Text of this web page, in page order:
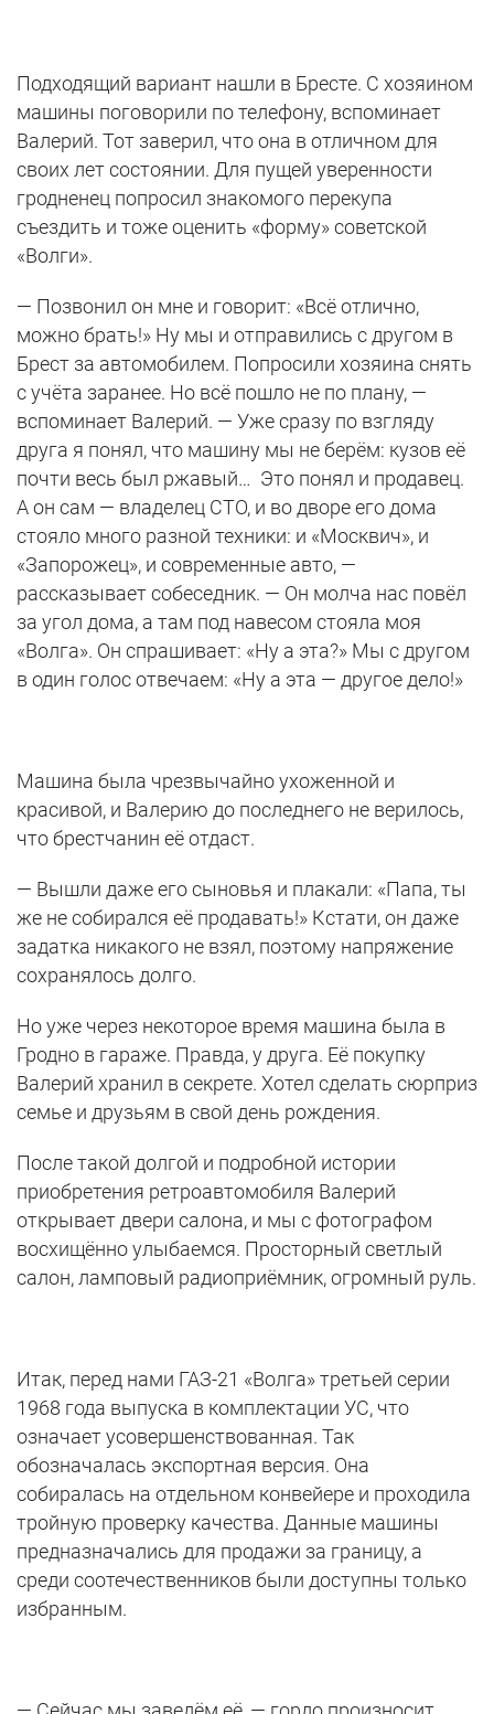
Подходящий вариант нашли в Бресте. С хозяином
машины поговорили по телефону, вспоминает
Валерий. Тот заверил, что она в отличном для
своих лет состоянии. Для пущей уверенности
гродненец попросил знакомого перекупа
съездить и тоже оценить «форму» советской
«Волги».
— Позвонил он мне и говорит: «Всё отлично,
можно брать!» Ну мы и отправились с другом в
Брест за автомобилем. Попросили хозяина снять
с учёта заранее. Но всё пошло не по плану, —
вспоминает Валерий. — Уже сразу по взгляду
друга я понял, что машину мы не берём: кузов её
почти весь был ржавый… Это понял и продавец.
А он сам — владелец СТО, и во дворе его дома
стояло много разной техники: и «Москвич», и
«Запорожец», и современные авто, —
рассказывает собеседник. — Он молча нас повёл
за угол дома, а там под навесом стояла моя
«Волга». Он спрашивает: «Ну а эта?» Мы с другом
в один голос отвечаем: «Ну а эта — другое дело!»
Машина была чрезвычайно ухоженной и
красивой, и Валерию до последнего не верилось,
что брестчанин её отдаст.
— Вышли даже его сыновья и плакали: «Папа, ты
же не собирался её продавать!» Кстати, он даже
задатка никакого не взял, поэтому напряжение
сохранялось долго.
Но уже через некоторое время машина была в
Гродно в гараже. Правда, у друга. Её покупку
Валерий хранил в секрете. Хотел сделать сюрприз
семье и друзьям в свой день рождения.
После такой долгой и подробной истории
приобретения ретроавтомобиля Валерий
открывает двери салона, и мы с фотографом
восхищённо улыбаемся. Просторный светлый
салон, ламповый радиоприёмник, огромный руль.
Итак, перед нами ГАЗ-21 «Волга» третьей серии
1968 года выпуска в комплектации УС, что
означает усовершенствованная. Так
обозначалась экспортная версия. Она
собиралась на отдельном конвейере и проходила
тройную проверку качества. Данные машины
предназначались для продажи за границу, а
среди соотечественников были доступны только
избранным.